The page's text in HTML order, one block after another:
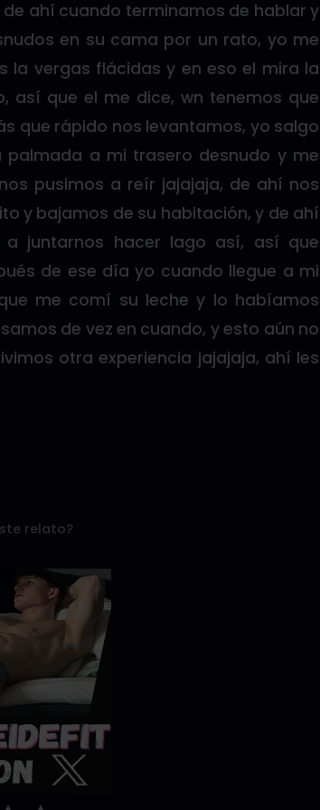
ahí cuando terminamos de hablar y
en su cama por un rato, yo me
la vergas flácidas y en eso el mira la
así que el me dice, wn tenemos que
que rápido nos levantamos, yo salgo
a mi trasero desnudo y me
pusimos a reír jajajaja, de ahí nos
y bajamos de su habitación, y de ahí
juntarnos hacer lago así, así que
de ese día yo cuando llegue a mi
me comí su leche y lo habíamos
de vez en cuando, y esto aún no
otra experiencia jajajaja, ahí les
relato?